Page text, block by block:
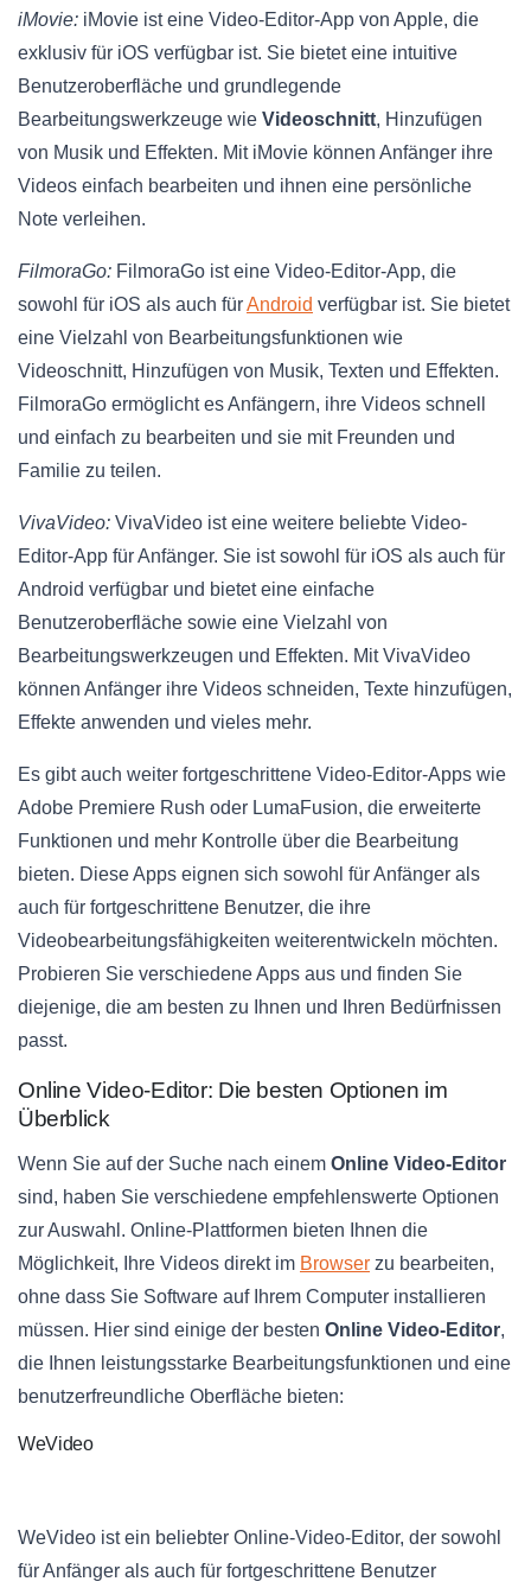
iMovie: iMovie ist eine Video-Editor-App von Apple, die
exklusiv für iOS verfügbar ist. Sie bietet eine intuitive
Benutzeroberfläche und grundlegende
Bearbeitungswerkzeuge wie Videoschnitt, Hinzufügen
von Musik und Effekten. Mit iMovie können Anfänger ihre
Videos einfach bearbeiten und ihnen eine persönliche
Note verleihen.
FilmoraGo: FilmoraGo ist eine Video-Editor-App, die
sowohl für iOS als auch fürAndroid verfügbar ist. Sie bietet
eine Vielzahl von Bearbeitungsfunktionen wie
Videoschnitt, Hinzufügen von Musik, Texten und Effekten.
FilmoraGo ermöglicht es Anfängern, ihre Videos schnell
und einfach zu bearbeiten und sie mit Freunden und
Familie zu teilen.
VivaVideo: VivaVideo ist eine weitere beliebte Video-
Editor-App für Anfänger. Sie ist sowohl für iOS als auch für
Android verfügbar und bietet eine einfache
Benutzeroberfläche sowie eine Vielzahl von
Bearbeitungswerkzeugen und Effekten. Mit VivaVideo
können Anfänger ihre Videos schneiden, Texte hinzufügen,
Effekte anwenden und vieles mehr.
Es gibt auch weiter fortgeschrittene Video-Editor-Apps wie
Adobe Premiere Rush oder LumaFusion, die erweiterte
Funktionen und mehr Kontrolle über die Bearbeitung
bieten. Diese Apps eignen sich sowohl für Anfänger als
auch für fortgeschrittene Benutzer, die ihre
Videobearbeitungsfähigkeiten weiterentwickeln möchten.
Probieren Sie verschiedene Apps aus und finden Sie
diejenige, die am besten zu Ihnen und Ihren Bedürfnissen
passt.
Online Video-Editor: Die besten Optionen im
Überblick
Wenn Sie auf der Suche nach einem Online Video-Editor
sind, haben Sie verschiedene empfehlenswerte Optionen
zur Auswahl. Online-Plattformen bieten Ihnen die
Möglichkeit, Ihre Videos direkt im Browser zu bearbeiten,
ohne dass Sie Software auf Ihrem Computer installieren
müssen. Hier sind einige der besten Online Video-Editor,
die Ihnen leistungsstarke Bearbeitungsfunktionen und eine
benutzerfreundliche Oberfläche bieten:
WeVideo
WeVideo ist ein beliebter Online-Video-Editor, der sowohl
für Anfänger als auch für fortgeschrittene Benutzer